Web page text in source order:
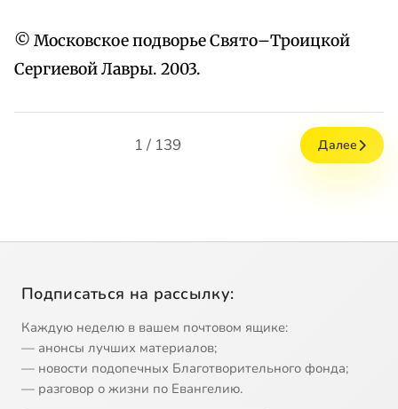
© Московское подворье Свято–Троицкой
Сергиевой Лавры. 2003.
1 / 139 Далее
Подписаться на рассылку:
Каждую неделю в вашем почтовом ящике:
— анонсы лучших материалов;
— новости подопечных Благотворительного фонда;
— разговор о жизни по Евангелию.